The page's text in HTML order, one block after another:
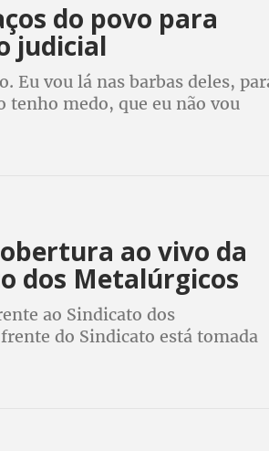
do povo para
judicial
Eu vou lá nas barbas deles,
tenho medo, que eu não vou
ao vivo da
dos Metalúrgicos
ao Sindicato dos
do Sindicato está tomada